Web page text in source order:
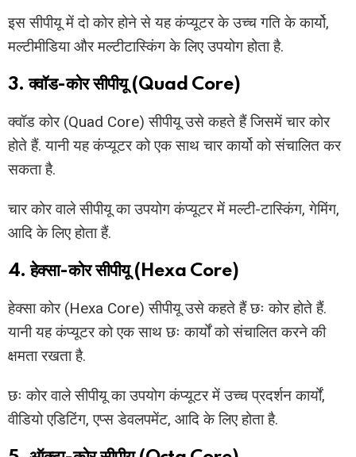
इस सीपीयू में दो कोर होने से यह कंप्यूटर के उच्च गति के कार्यो,
मल्टीमीडिया और मल्टीटास्किंग के लिए उपयोग होता है.
3. क्वॉड-कोर सीपीयू (Quad Core)
क्वॉड कोर (Quad Core) सीपीयू उसे कहते हैं जिसमें चार कोर
होते हैं. यानी यह कंप्यूटर को एक साथ चार कार्यो को संचालित कर
सकता है.
चार कोर वाले सीपीयू का उपयोग कंप्यूटर में मल्टी-टास्किंग, गेमिंग,
आदि के लिए होता हैं.
4. हेक्सा-कोर सीपीयू (Hexa Core)
हेक्सा कोर (Hexa Core) सीपीयू उसे कहते हैं छः कोर होते हैं.
यानी यह कंप्यूटर को एक साथ छः कार्यों को संचालित करने की
क्षमता रखता है.
छः कोर वाले सीपीयू का उपयोग कंप्यूटर में उच्च प्रदर्शन कार्यों,
वीडियो एडिटिंग, एप्स डेवलपमेंट, आदि के लिए होता है.